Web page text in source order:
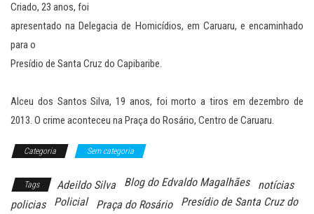
Criado, 23 anos, foi
apresentado na Delegacia de Homicídios, em Caruaru, e encaminhado
para o
Presídio de Santa Cruz do Capibaribe.
Alceu dos Santos Silva, 19 anos, foi morto a tiros em dezembro de
2013. O crime aconteceu na Praça do Rosário, Centro de Caruaru.
Categoria Sem categoria
Tags Adeildo Silva Blog do Edvaldo Magalhães
notícias
policias
Policial Praça do Rosário
Presídio de Santa Cruz do